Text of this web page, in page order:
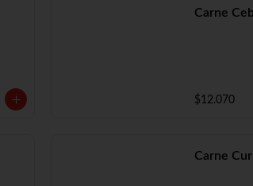
Carne
$12.070
Carne